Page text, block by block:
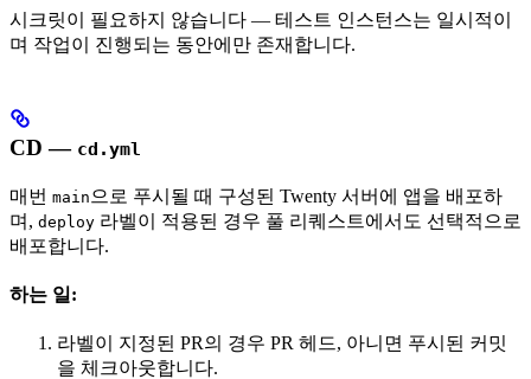
시크릿이 필요하지 않습니다 — 테스트 인스턴스는 일시적이
며 작업이 진행되는 동안에만 존재합니다.
CD — cd.yml
매번 main 으로 푸시될 때 구성된 Twenty 서버에 앱을 배포하
며, deploy 라벨이 적용된 경우 풀 리퀘스트에서도 선택적으로
배포합니다.
하는 일:
라벨이 지정된 PR의 경우 PR 헤드, 아니면 푸시된 커밋
을 체크아웃합니다.